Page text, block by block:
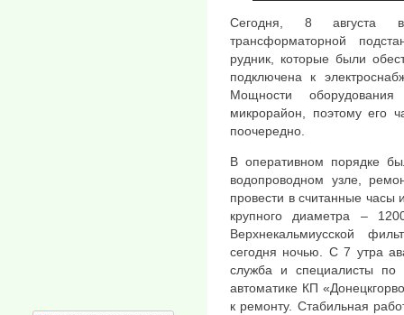
Сегодня, 8 августа
трансформаторной
рудник, которые были
подключена к
Мощности
микрорайон, поэтому его
поочередно.
В оперативном порядке
водопроводном узле,
провести в считанные часы
крупного диаметра –
Верхнекальмиусской
сегодня ночью. С 7 утра
служба и специалисты по
автоматике КП
к ремонту. Стабильная